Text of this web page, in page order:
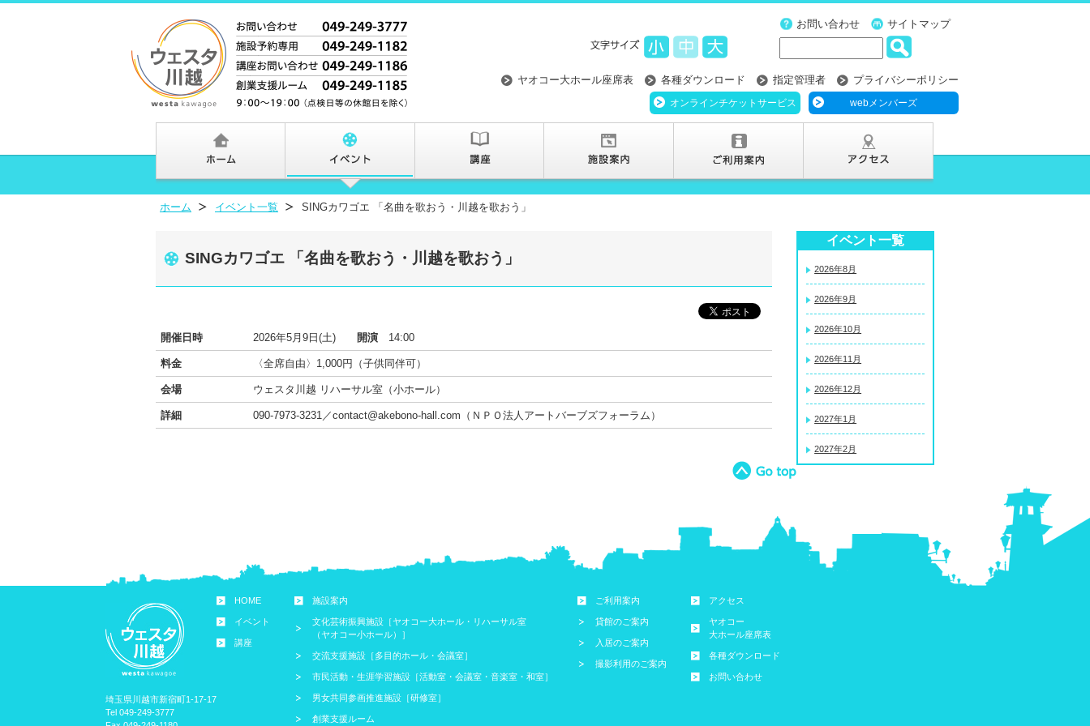
お問い合わせ サイトマップ
ヤオコー大ホール座席表 各種ダウンロード 指定管理者 プライバシーポリシー
オンラインチケットサービス webメンバーズ
ホーム イベント一覧 SINGカワゴエ 「名曲を歌おう・川越を歌おう」
イベント一覧
2026年8月
2026年9月
2026年10月
2026年11月
2026年12月
2027年1月
2027年2月
SINGカワゴエ 「名曲を歌おう・川越を歌おう」
開催日時 2026年5月9日(土) 開演 14:00
料金 〈全席自由〉1,000円（子供同伴可）
会場 ウェスタ川越 リハーサル室（小ホール）
詳細 090-7973-3231／contact@akebono-hall.com（ＮＰＯ法人アートバーブズフォーラム）
埼玉県川越市新宿町1-17-17
Tel 049-249-3777
HOME
イベント
講座
施設案内
文化芸術振興施設［ヤオコー大ホール・リハーサル室
（ヤオコー小ホール）］
交流支援施設［多目的ホール・会議室］
市民活動・生涯学習施設［活動室・会議室・音楽室・和室］
男女共同参画推進施設［研修室］
創業支援ルーム
ご利用案内
貸館のご案内
入居のご案内
撮影利用のご案内
アクセス
ヤオコー
大ホール座席表
各種ダウンロード
お問い合わせ